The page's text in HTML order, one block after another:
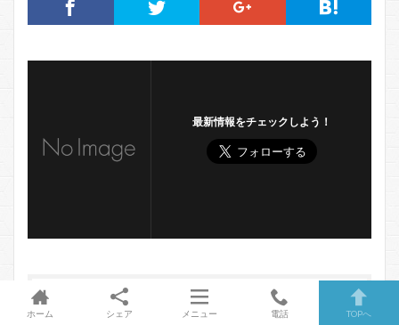
最新情報をチェックしよう！
この記事を書いた人
ホーム シェア メニュー 電話 TOPへ